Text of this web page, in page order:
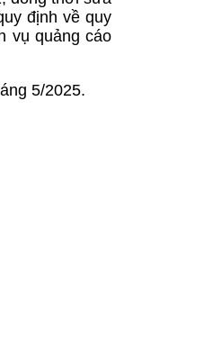
định về quy
vụ quảng cáo
5/2025.